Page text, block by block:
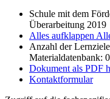
Schule mit dem
Überarbeitung 2019
Alles aufklappen
Anzahl der
Materialdatenbank: 0
Dokument als PDF
Kontaktformular